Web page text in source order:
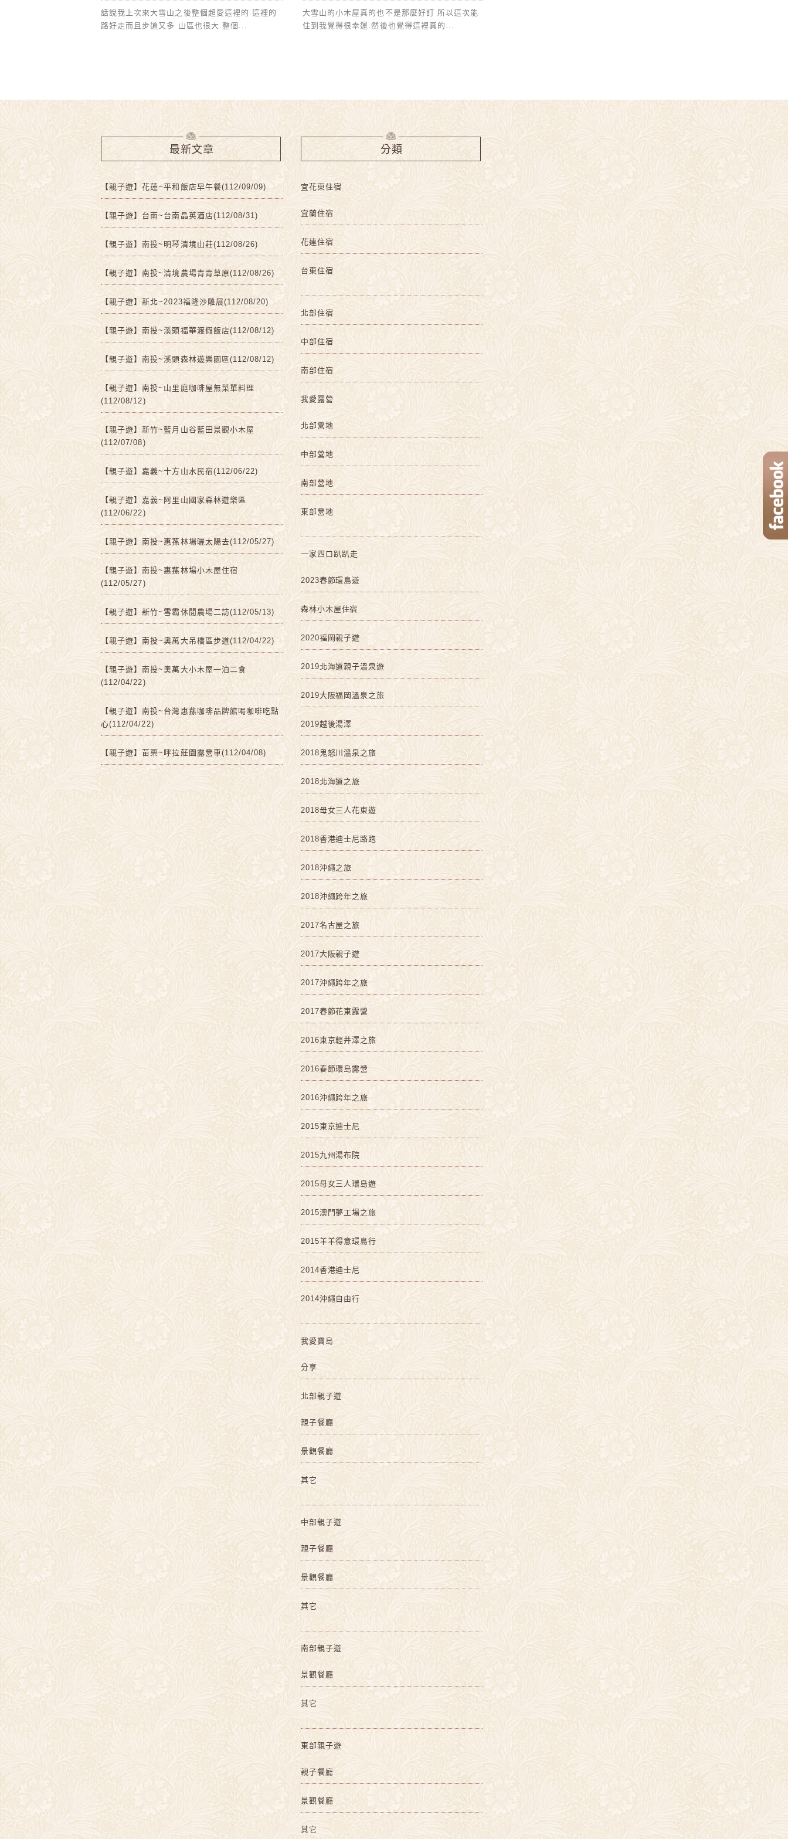
話說我上次來大雪山之後整個超愛這裡的.這裡的
路好走而且步道又多 山區也很大.整個...
大雪山的小木屋真的也不是那麼好訂 所以這次能
住到我覺得很幸運.然後也覺得這裡真的...
最新文章
【親子遊】花蓮~平和飯店早午餐(112/09/09)
【親子遊】台南~台南晶英酒店(112/08/31)
【親子遊】南投~明琴清境山莊(112/08/26)
【親子遊】南投~清境農場青青草原(112/08/26)
【親子遊】新北~2023福隆沙雕展(112/08/20)
【親子遊】南投~溪頭福華渡假飯店(112/08/12)
【親子遊】南投~溪頭森林遊樂園區(112/08/12)
【親子遊】南投~山里庭咖啡屋無菜單料理
(112/08/12)
【親子遊】新竹~藍月山谷藍田景觀小木屋
(112/07/08)
【親子遊】嘉義~十方山水民宿(112/06/22)
【親子遊】嘉義~阿里山國家森林遊樂區
(112/06/22)
【親子遊】南投~惠蓀林場曬太陽去(112/05/27)
【親子遊】南投~惠蓀林場小木屋住宿
(112/05/27)
【親子遊】新竹~雪霸休閒農場二訪(112/05/13)
【親子遊】南投~奧萬大吊橋區步道(112/04/22)
【親子遊】南投~奧萬大小木屋一泊二食
(112/04/22)
【親子遊】南投~台灣惠蓀咖啡品牌館喝咖啡吃點
心(112/04/22)
【親子遊】苗栗~呼拉莊園露營車(112/04/08)
分類
宜花東住宿
宜蘭住宿
花連住宿
台東住宿
北部住宿
中部住宿
南部住宿
我愛露營
北部營地
中部營地
南部營地
東部營地
一家四口趴趴走
2023春節環島遊
森林小木屋住宿
2020福岡親子遊
2019北海道親子溫泉遊
2019大阪福岡溫泉之旅
2019越後湯澤
2018鬼怒川溫泉之旅
2018北海道之旅
2018母女三人花東遊
2018香港迪士尼路跑
2018沖繩之旅
2018沖繩跨年之旅
2017名古屋之旅
2017大阪親子遊
2017沖繩跨年之旅
2017春節花東露營
2016東京輕井澤之旅
2016春節環島露營
2016沖繩跨年之旅
2015東京迪士尼
2015九州湯布院
2015母女三人環島遊
2015澳門夢工場之旅
2015羊羊得意環島行
2014香港迪士尼
2014沖繩自由行
我愛寶島
分享
北部親子遊
親子餐廳
景觀餐廳
其它
中部親子遊
親子餐廳
景觀餐廳
其它
南部親子遊
景觀餐廳
其它
東部親子遊
親子餐廳
景觀餐廳
其它